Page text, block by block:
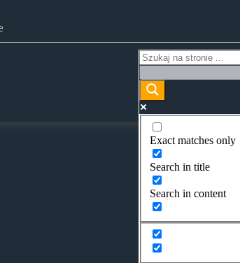
Exact matches only
Search in title
Search in content